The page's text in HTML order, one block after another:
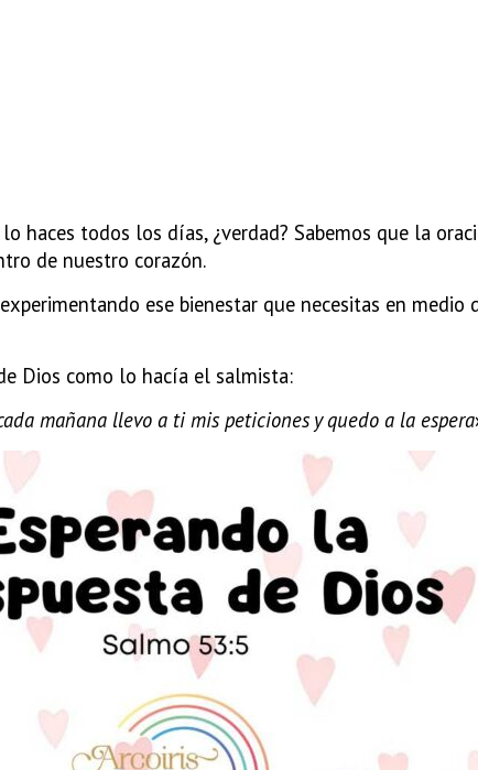
haces todos los días, ¿verdad? Sabemos que la
de nuestro corazón.
ese bienestar que necesitas en medio
Dios como lo hacía el salmista:
mañana llevo a ti mis peticiones y quedo a la espera